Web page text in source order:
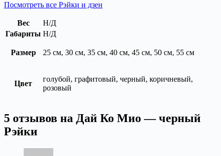
Посмотреть все Рэйки и дзен
Вес
Н/Д
Габариты Н/Д
Размер 25 см, 30 см, 35 см, 40 см, 45 см, 50 см, 55 см
Цвет
голубой, графитовый, черный, коричневый,
розовый
5 отзывов на Дай Ко Мио — черный
Рэйки